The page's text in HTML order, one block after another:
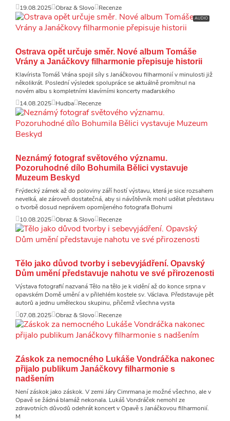
19.08.2025 Obraz & Slovo Recenze
AUDIO
Ostrava opět určuje směr. Nové album Tomáše
Vrány a Janáčkovy filharmonie přepisuje historii
Klavírista Tomáš Vrána spojil síly s Janáčkovou filharmonií v minulosti již
několikrát. Poslední výsledek spolupráce se aktuálně promítnul na
novém albu s kompletními klavírními koncerty maďarského
14.08.2025 Hudba Recenze
Neznámý fotograf světového významu.
Pozoruhodné dílo Bohumila Bělici vystavuje
Muzeum Beskyd
Frýdecký zámek až do poloviny září hostí výstavu, která je sice rozsahem
nevelká, ale zároveň dostatečná, aby si návštěvník mohl udělat představu
o tvorbě dosud neprávem opomíjeného fotografa Bohumi
10.08.2025 Obraz & Slovo Recenze
Tělo jako důvod tvorby i sebevyjádření. Opavský
Dům umění představuje nahotu ve své přirozenosti
Výstava fotografií nazvaná Tělo na tělo je k vidění až do konce srpna v
opavském Domě umění a v přilehlém kostele sv. Václava. Představuje pět
autorů a jednu uměleckou skupinu, přičemž všechna vysta
07.08.2025 Obraz & Slovo Recenze
Záskok za nemocného Lukáše Vondráčka nakonec
přijalo publikum Janáčkovy filharmonie s
nadšením
Není záskok jako záskok. V zemi Járy Cimrmana je možné všechno, ale v
Opavě se žádná blamáž nekonala. Lukáš Vondráček nemohl ze
zdravotních důvodů odehrát koncert v Opavě s Janáčkovou filharmonií.
M